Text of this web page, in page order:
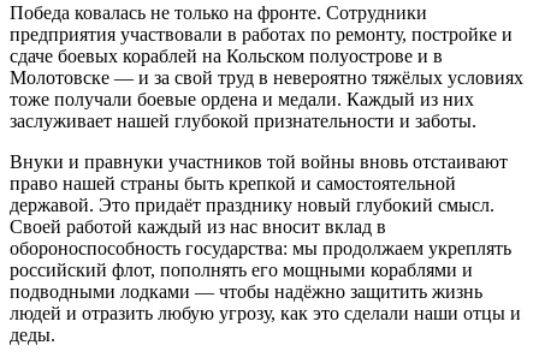
Победа ковалась не только на фронте. Сотрудники
предприятия участвовали в работах по ремонту, постройке и
сдаче боевых кораблей на Кольском полуострове и в
Молотовске — и за свой труд в невероятно тяжёлых условиях
тоже получали боевые ордена и медали. Каждый из них
заслуживает нашей глубокой признательности и заботы.
Внуки и правнуки участников той войны вновь отстаивают
право нашей страны быть крепкой и самостоятельной
державой. Это придаёт празднику новый глубокий смысл.
Своей работой каждый из нас вносит вклад в
обороноспособность государства: мы продолжаем укреплять
российский флот, пополнять его мощными кораблями и
подводными лодками — чтобы надёжно защитить жизнь
людей и отразить любую угрозу, как это сделали наши отцы и
деды.